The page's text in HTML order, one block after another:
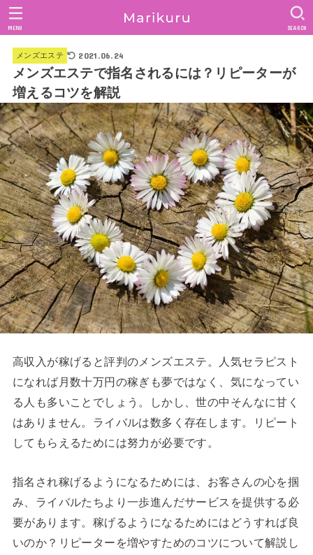
SEARCH
MENU
メンズエステ 2021.06.24
メンズエステで指名されるには？リピーターが
増えるコツを解説
高収入が稼げると評判のメンズエステ。人気セラピスト
になれば月数十万円の稼ぎも夢ではなく、気になってい
る人も多いことでしょう。しかし、世の中そんなに甘く
はありません。ライバルは数多く存在します。リピート
してもらえるためには努力が必要です。
指名され稼げるようになるためには、お客さんの心を掴
み、ライバルたちより一歩進んだサービスを提供する必
要があります。稼げるようになるためにはどうすれば良
いのか？リピーターを増やすためのコツについて解説し